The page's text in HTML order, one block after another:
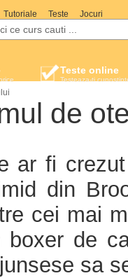
Tutoriale Teste Jocuri
Teste online
Testeaza-ti
de
ar fi
din
cei mai
de
sa